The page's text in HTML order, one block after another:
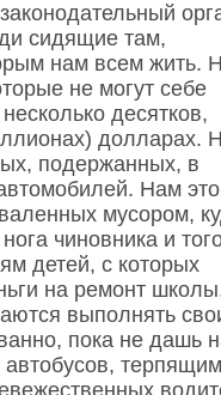
сидящие там,
нам всем жить.
не могут себе
десятков,
долларах.
подержанных, в
Нам это
мусором,
чиновника и
детей, с которых
на ремонт
выполнять
пока не дашь
терпящим